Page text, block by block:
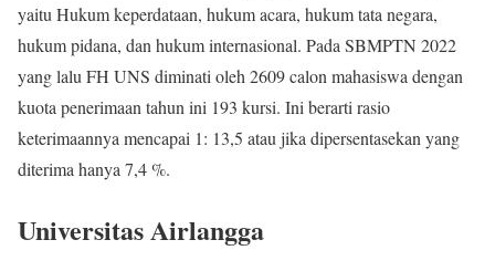
yaitu Hukum keperdataan, hukum acara, hukum tata negara,
hukum pidana, dan hukum internasional. Pada SBMPTN 2022
yang lalu FH UNS diminati oleh 2609 calon mahasiswa dengan
kuota penerimaan tahun ini 193 kursi. Ini berarti rasio
keterimaannya mencapai 1: 13,5 atau jika dipersentasekan yang
diterima hanya 7,4 %.
Universitas Airlangga